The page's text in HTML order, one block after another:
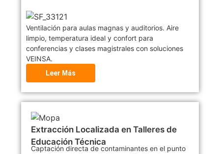
Ventilación para aulas magnas y auditorios. Aire
limpio, temperatura ideal y confort para
conferencias y clases magistrales con soluciones
VEINSA.
Leer Más
Extracción Localizada en Talleres de
Educación Técnica
Captación directa de contaminantes en el punto